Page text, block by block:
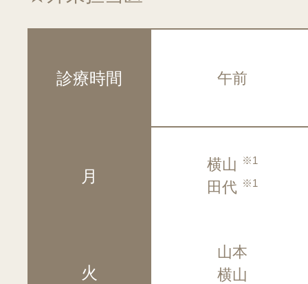
診療時間 午前
月
横山 ※1
田代 ※1
火
山本
横山